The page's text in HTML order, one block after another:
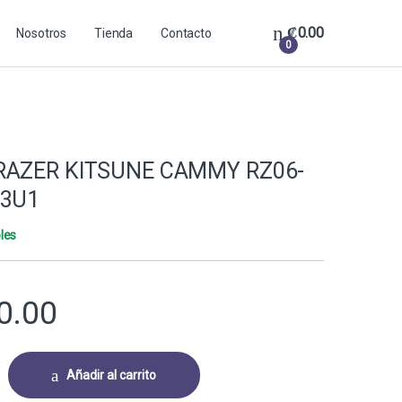
Nosotros Tienda Contacto
0
₡0.00
KITSUNE CAMMY RZ06-
CAMMY RZ06-05020300-R3U1 quantity
Añadir al carrito